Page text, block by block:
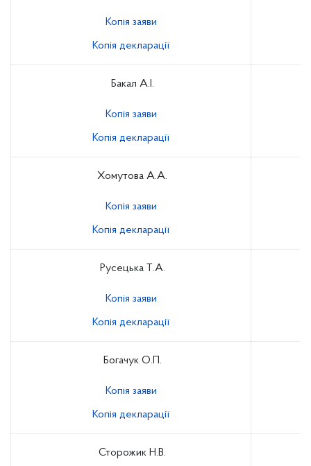
Копія заяви
Копія декларації
Бакал А.І.
Копія заяви
Копія декларації
Хомутова А.А.
Копія заяви
Копія декларації
Русецька Т.А.
Копія заяви
Копія декларації
Богачук О.П.
Копія заяви
Копія декларації
Сторожик Н.В.